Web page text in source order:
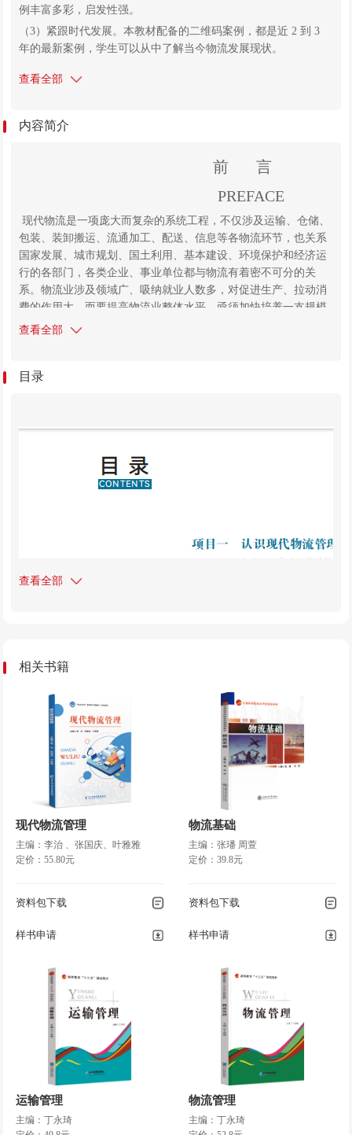
例丰富多彩，启发性强。
（3）紧跟时代发展。本教材配备的二维码案例，都是近 2 到 3
年的最新案例，学生可以从中了解当今物流发展现状。
政，不仅关注于学生的知识技能的学习，还关注于学生思想品德
习，容易引发学习兴趣；结尾有项目小结，帮助学生回顾知识
给出了思考题，帮助学生夯实所学内容。这样的结构有利于提高
（5）随堂测试。本教材为每一项目配置了随堂测试，可以随时测
试所学内容，教师和学生都便于掌握学习进度。
查看全部
内容简介
前 言
PREFACE
现代物流是一项庞大而复杂的系统工程，不仅涉及运输、仓储、
包装、装卸搬运、流通加工、配送、信息等各物流环节，也关系
国家发展、城市规划、国土利用、基本建设、环境保护和经济运
行的各部门，各类企业、事业单位都与物流有着密不可分的关
系。物流业涉及领域广、吸纳就业人数多，对促进生产、拉动消
费的作用大。而要提高物流业整体水平，亟须加快培养一支规模
庞大的高素质技术技能型物流从业人员队伍。
德育元素贯穿，围绕生产制造企业和商品流通企业需要的高素质
循实用原则，注重专业核心能力和职业素养的培养，有利于实
书，也可作为广大物流业界人员的学习培训用书和学习参考用
能，分别是运输管理、仓储与库存管理、包装与装卸搬运管理、
配送管理、流通加工管理、物流信息管理；然后介绍了物流的管
理系统，供应链管理；最后介绍了物流的业务形式，分为企业第
材中尚存在不足之处，恳请读者批评指正。
编 者
查看全部
目录
查看全部
相关书籍
现代物流管理
主编：李治 、张国庆、叶雅雅
定价：55.80元
资料包下载
样书申请
物流基础
主编：张璠 周萱
定价：39.8元
资料包下载
样书申请
运输管理
主编：丁永琦
物流管理
主编：丁永琦